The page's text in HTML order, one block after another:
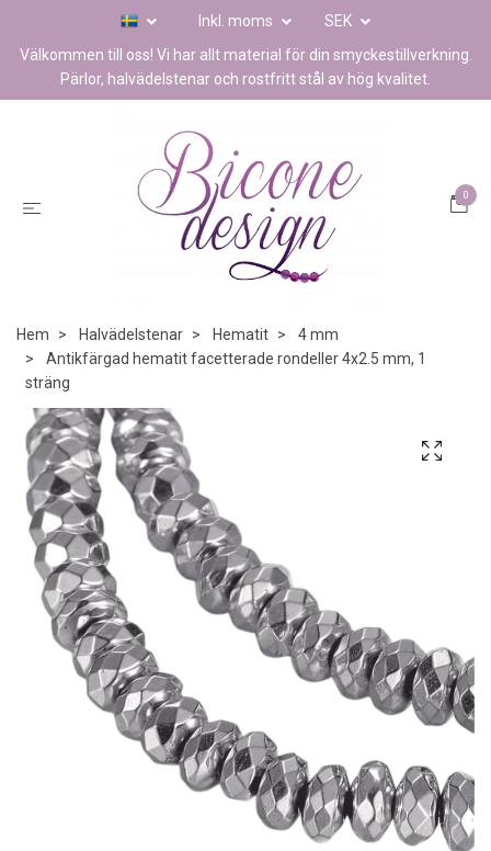
Inkl. moms
SEK
Välkommen till oss! Vi har allt material för din smyckestillverkning.
Pärlor, halvädelstenar och rostfritt stål av hög kvalitet.
0
Hem Halvädelstenar Hematit
4 mm
Antikfärgad hematit facetterade rondeller 4x2.5 mm, 1
sträng